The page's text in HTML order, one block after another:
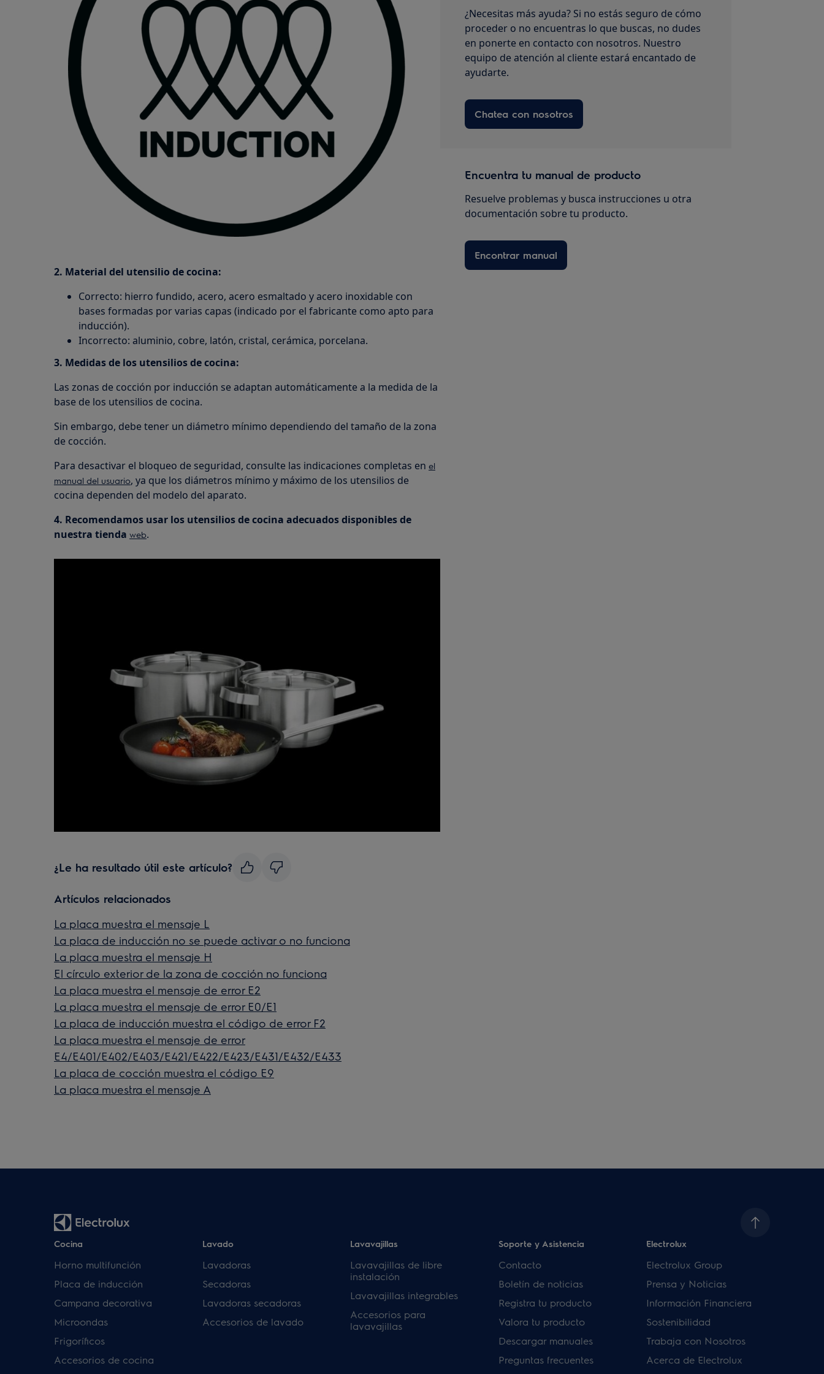
2. Material del utensilio de cocina:
Correcto: hierro fundido, acero, acero esmaltado y acero inoxidable con
bases formadas por varias capas (indicado por el fabricante como apto para
inducción).
Incorrecto: aluminio, cobre, latón, cristal, cerámica, porcelana.
3. Medidas de los utensilios de cocina:
Las zonas de cocción por inducción se adaptan automáticamente a la medida de la
base de los utensilios de cocina.
Sin embargo, debe tener un diámetro mínimo dependiendo del tamaño de la zona
de cocción.
Para desactivar el bloqueo de seguridad, consulte las indicaciones completas en el
manual del usuario, ya que los diámetros mínimo y máximo de los utensilios de
cocina dependen del modelo del aparato.
4. Recomendamos usar los utensilios de cocina adecuados disponibles de
nuestra tienda web.
¿Le ha resultado útil este artículo?
Artículos relacionados
La placa muestra el mensaje L
La placa de inducción no se puede activar o no funciona
La placa muestra el mensaje H
El círculo exterior de la zona de cocción no funciona
La placa muestra el mensaje de error E2
La placa muestra el mensaje de error E0/E1
La placa de inducción muestra el código de error F2
La placa muestra el mensaje de error
E4/E401/E402/E403/E421/E422/E423/E431/E432/E433
La placa de cocción muestra el código E9
La placa muestra el mensaje A
¿Necesitas más ayuda? Si no estás seguro de cómo
proceder o no encuentras lo que buscas, no dudes
en ponerte en contacto con nosotros. Nuestro
equipo de atención al cliente estará encantado de
ayudarte.
Chatea con nosotros
Encuentra tu manual de producto
Resuelve problemas y busca instrucciones u otra
documentación sobre tu producto.
Encontrar manual
Cocina
Horno multifunción
Placa de inducción
Campana decorativa
Microondas
Frigoríficos
Accesorios de cocina
Lavado
Lavadoras
Secadoras
Lavadoras secadoras
Accesorios de lavado
Lavavajillas
Lavavajillas de libre
instalación
Lavavajillas integrables
Accesorios para
lavavajillas
Soporte y Asistencia
Contacto
Boletín de noticias
Registra tu producto
Valora tu producto
Descargar manuales
Preguntas frecuentes
Electrolux
Electrolux Group
Prensa y Noticias
Información Financiera
Sostenibilidad
Trabaja con Nosotros
Acerca de Electrolux